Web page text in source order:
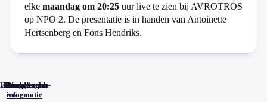
elke maandag om 20:25 uur live te zien bij AVROTROS
op NPO 2. De presentatie is in handen van Antoinette
Hertsenberg en Fons Hendriks.
Home
Actueel
Uitzendingen
Reacties
Programma-
informatie
Veelgestelde
vragen